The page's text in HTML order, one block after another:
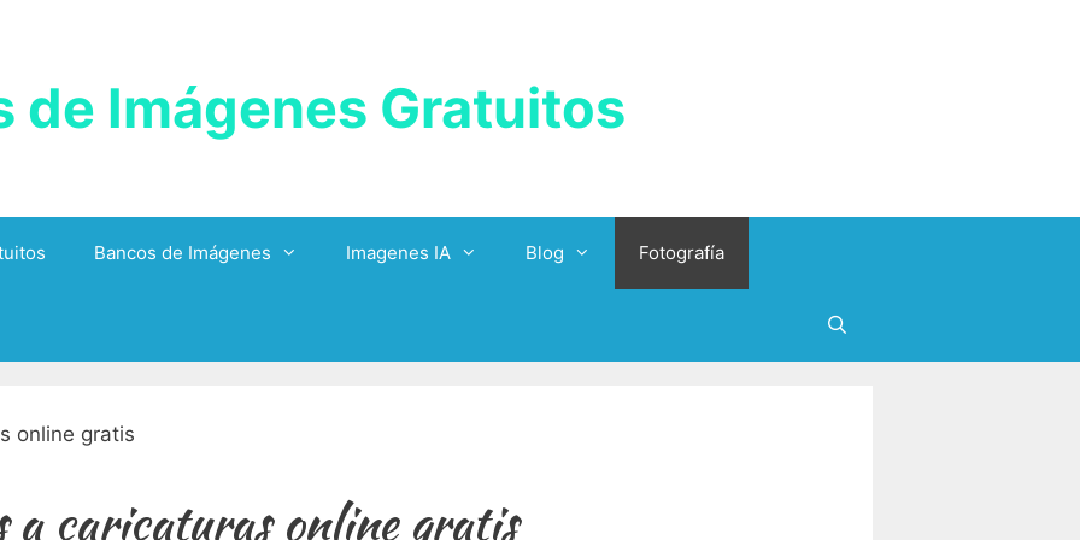
de Imágenes Gratuitos
Bancos de Imágenes Imagenes IA Blog Fotografía
caricaturas online gratis